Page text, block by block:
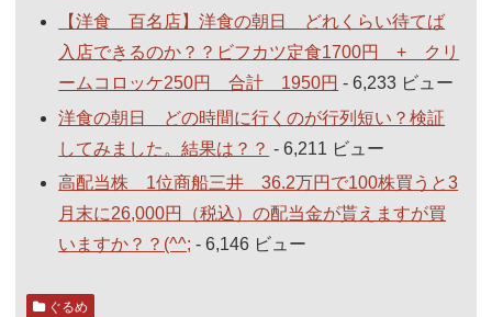
【洋食 百名店】洋食の朝日 どれくらい待てば
入店できるのか？？ビフカツ定食1700円 + クリ
ームコロッケ250円 合計 1950円 - 6,233 ビュー
洋食の朝日 どの時間に行くのが行列短い？検証
してみました。結果は？？ - 6,211 ビュー
高配当株 1位商船三井 36.2万円で100株買うと3
月末に26,000円（税込）の配当金が貰えますが買
いますか？？(^^; - 6,146 ビュー
ぐるめ